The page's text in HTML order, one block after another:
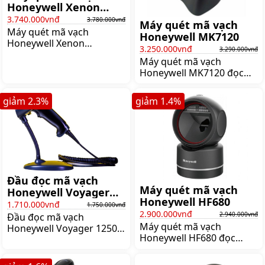
Honeywell Xenon
1950GHD
3.740.000vnđ 3.780.000vnđ
Máy quét mã vạch
Honeywell Xenon
Giá:3.780.000 đ
Máy quét mã vạch
Honeywell MK7120
3.250.000vnđ 3.290.000vnđ
Máy quét mã vạch
Honeywell MK7120 đọc
quét mã vạch tự động với
tốc độ quét là 1120
dòng/giây, Giá:3.290.000 đ
Đầu đọc mã vạch
Honeywell Voyager
1250G-2USB-1
1.710.000vnđ 1.750.000vnđ
Đầu đọc mã vạch
Honeywell Voyager 1250g
nhanh, sử dụng ổn định,
giảm 2.3%
Máy quét mã vạch
Honeywell HF680
2.900.000vnđ 2.940.000vnđ
Máy quét mã vạch
Honeywell HF680 đọc
PDF, điện thoại thông
giảm 1.4%